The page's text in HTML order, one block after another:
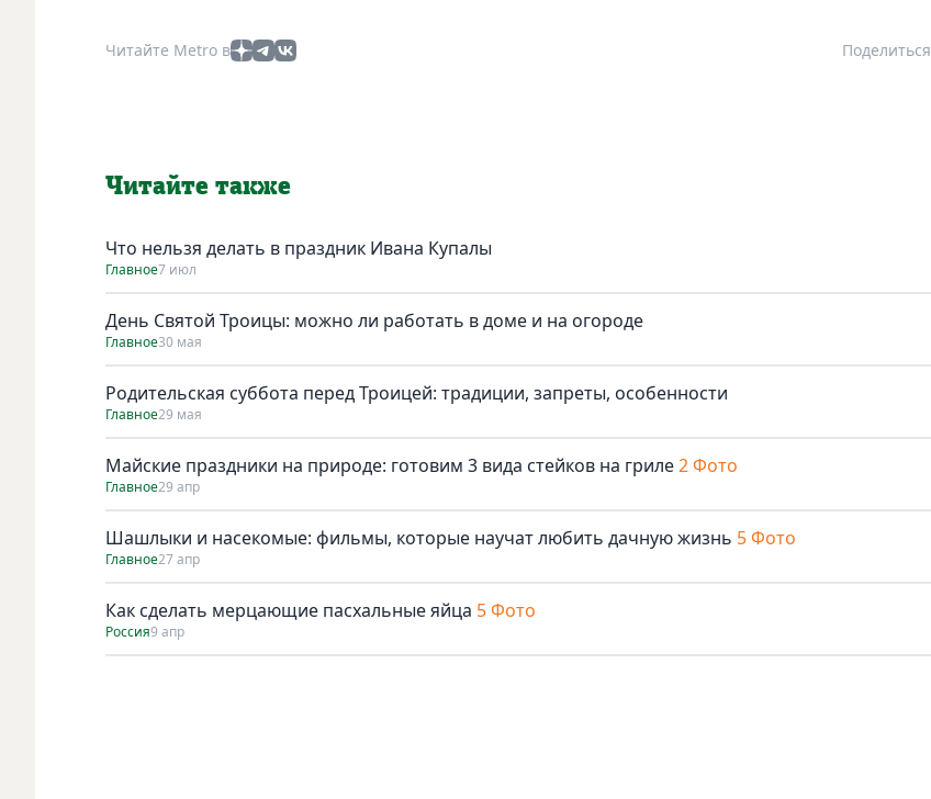
Читайте Metro в Поделиться
Читайте также
Что нельзя делать в праздник Ивана Купалы
Главное7 июл
День Святой Троицы: можно ли работать в доме и на огороде
Главное30 мая
Родительская суббота перед Троицей: традиции, запреты, особенности
Главное29 мая
Майские праздники на природе: готовим 3 вида стейков на гриле2 Фото
Главное29 апр
Шашлыки и насекомые: фильмы, которые научат любить дачную жизнь 5 Фото
Главное27 апр
Как сделать мерцающие пасхальные яйца 5 Фото
Россия9 апр